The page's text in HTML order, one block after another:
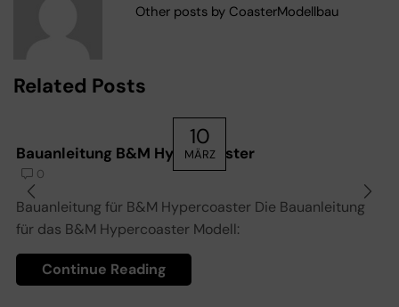
Other posts by CoasterModellbau
Related Posts
10
MÄRZ
Bauanleitung B&M Hypercoaster
0
Bauanleitung für B&M Hypercoaster Die Bauanleitung
für das B&M Hypercoaster Modell:
Continue Reading